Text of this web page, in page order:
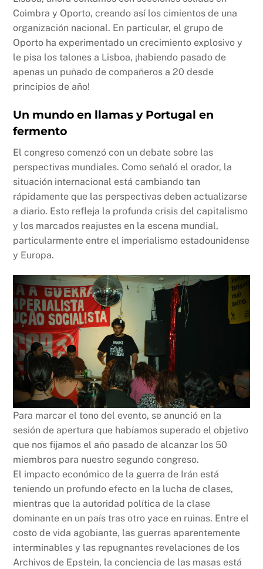
Coimbra y Oporto, creando así los cimientos de una
organización nacional. En particular, el grupo de
Oporto ha experimentado un crecimiento explosivo y
le pisa los talones a Lisboa, ¡habiendo pasado de
apenas un puñado de compañeros a 20 desde
principios de año!
Un mundo en llamas y Portugal en
fermento
El congreso comenzó con un debate sobre las
perspectivas mundiales. Como señaló el orador, la
situación internacional está cambiando tan
rápidamente que las perspectivas deben actualizarse
a diario. Esto refleja la profunda crisis del capitalismo
y los marcados reajustes en la escena mundial,
particularmente entre el imperialismo estadounidense
y Europa.
Para marcar el tono del evento, se anunció en la
sesión de apertura que habíamos superado el objetivo
que nos fijamos el año pasado de alcanzar los 50
miembros para nuestro segundo congreso.
El impacto económico de la guerra de Irán está
teniendo un profundo efecto en la lucha de clases,
mientras que la autoridad política de la clase
dominante en un país tras otro yace en ruinas. Entre el
costo de vida agobiante, las guerras aparentemente
interminables y las repugnantes revelaciones de los
Archivos de Epstein, la conciencia de las masas está